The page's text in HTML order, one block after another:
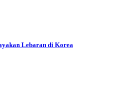
Lebaran di Korea